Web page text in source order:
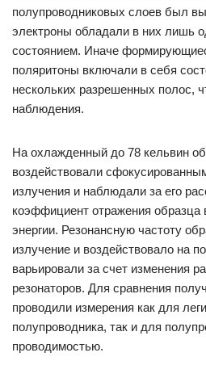
полупроводниковых слоев был
электроны обладали в них лишь
состоянием. Иначе
поляритоны включали в себя
нескольких разрешенных полос,
наблюдения.
На охлажденный до 78 кельвин
воздействовали
излучения и наблюдали за его
коэффициент отражения образца
энергии. Резонансную частоту
излучение и воздействовало на
варьировали за счет изменения
резонаторов. Для сравнения
проводили измерения как для
полупроводника, так и для
проводимостью.